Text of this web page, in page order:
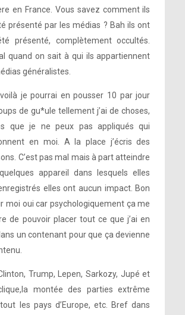
en France. Vous savez comment ils
présenté par les médias ? Bah ils ont
présenté, complètement occultés.
quand on sait à qui ils appartiennent
généralistes.
je pourrai en pousser 10 par jour
de gu*ule tellement j’ai de choses,
que je ne peux pas appliqués qui
en moi. A la place j’écris des
C’est pas mal mais à part atteindre
appareil dans lesquels elles
elles ont aucun impact. Bon
moi oui car psychologiquement ça me
de pouvoir placer tout ce que j’ai en
un contenant pour que ça devienne
Trump, Lepen, Sarkozy, Jupé et
montée des parties extrême
les pays d’Europe, etc. Bref dans